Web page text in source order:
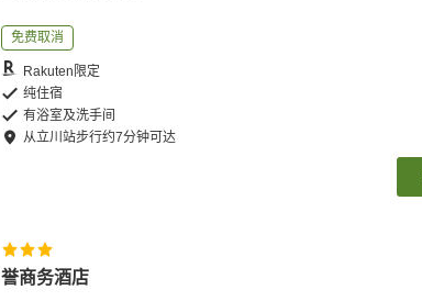
免费取消
Rakuten限定
纯住宿
有浴室及洗手间
从立川站步行约7分钟可达
誉商务酒店